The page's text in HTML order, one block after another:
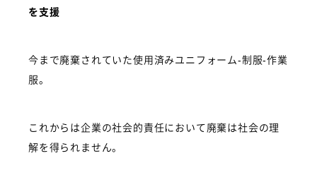
を支援
今まで廃棄されていた使用済みユニフォーム-制服-作業
服。
これからは企業の社会的責任において廃棄は社会の理
解を得られません。